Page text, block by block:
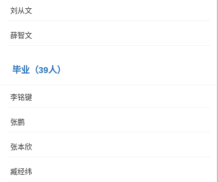
刘从文
薛智文
毕业（39人）
李铭键
张鹏
张本欣
臧经纬